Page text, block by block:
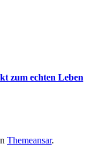
zum echten Leben
Themeansar.